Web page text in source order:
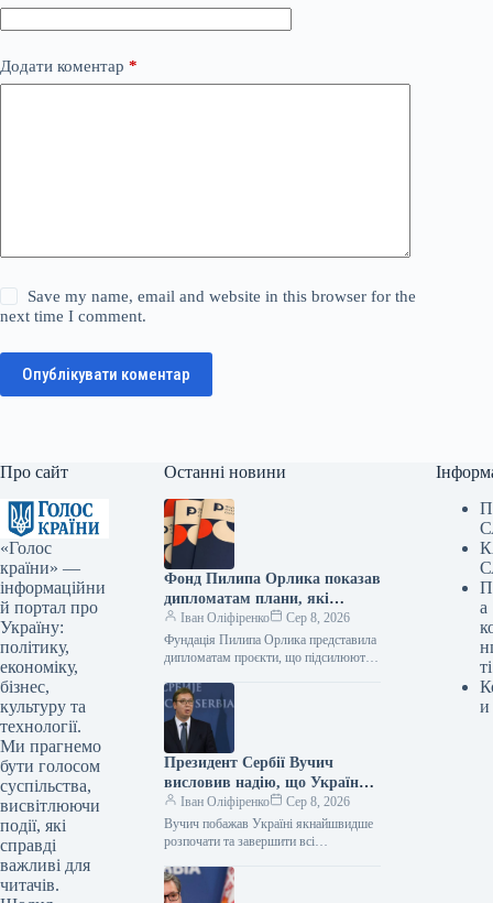
Додати коментар *
Save my name, email and website in this browser for the
next time I comment.
Опублікувати коментар
Про сайт
«Голос
країни» —
інформаційни
й портал про
Україну:
політику,
економіку,
бізнес,
культуру та
технології.
Ми прагнемо
бути голосом
суспільства,
висвітлюючи
події, які
справді
важливі для
читачів.
Останні новини
Фонд Пилипа Орлика показав
дипломатам плани, які
роблять Україну чутнішою на
міжнародній арені.
Іван Оліфіренко
Сер 8, 2026
Фундація Пилипа Орлика представила
дипломатам проєкти, що підсилюють
Фото 08.08.2026 14:12 Укрінформ
Фундація Пилипа Орлика…
Президент Сербії Вучич
висловив надію, що Україна
якнайшвидше розпочне та
завершить переговори щодо
всіх кластерів з
Іван Оліфіренко
Сер 8, 2026
Вучич побажав Україні якнайшвидше
розпочати та завершити всі
14:22 Укрінформ Президент Сербії
Александар Вучич висловив…
а
ті
и